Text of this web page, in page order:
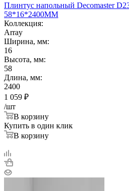
Плинтус напольный Decomaster
58*16*2400ММ
Коллекция:
Array
Ширина, мм:
16
Высота, мм:
58
Длина, мм:
2400
1 059 ₽
/шт
В корзину
Купить в один клик
В корзину